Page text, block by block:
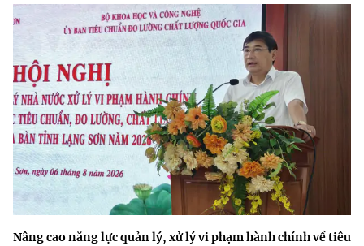
Nâng cao năng lực quản lý, xử lý vi phạm hành chính về tiêu